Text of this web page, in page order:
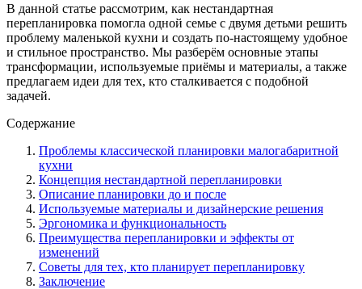
В данной статье рассмотрим, как нестандартная
перепланировка помогла одной семье с двумя детьми решить
проблему маленькой кухни и создать по-настоящему удобное
и стильное пространство. Мы разберём основные этапы
трансформации, используемые приёмы и материалы, а также
предлагаем идеи для тех, кто сталкивается с подобной
задачей.
Содержание
Проблемы классической планировки малогабаритной
кухни
Концепция нестандартной перепланировки
Описание планировки до и после
Используемые материалы и дизайнерские решения
Эргономика и функциональность
Преимущества перепланировки и эффекты от
изменений
Советы для тех, кто планирует перепланировку
Заключение